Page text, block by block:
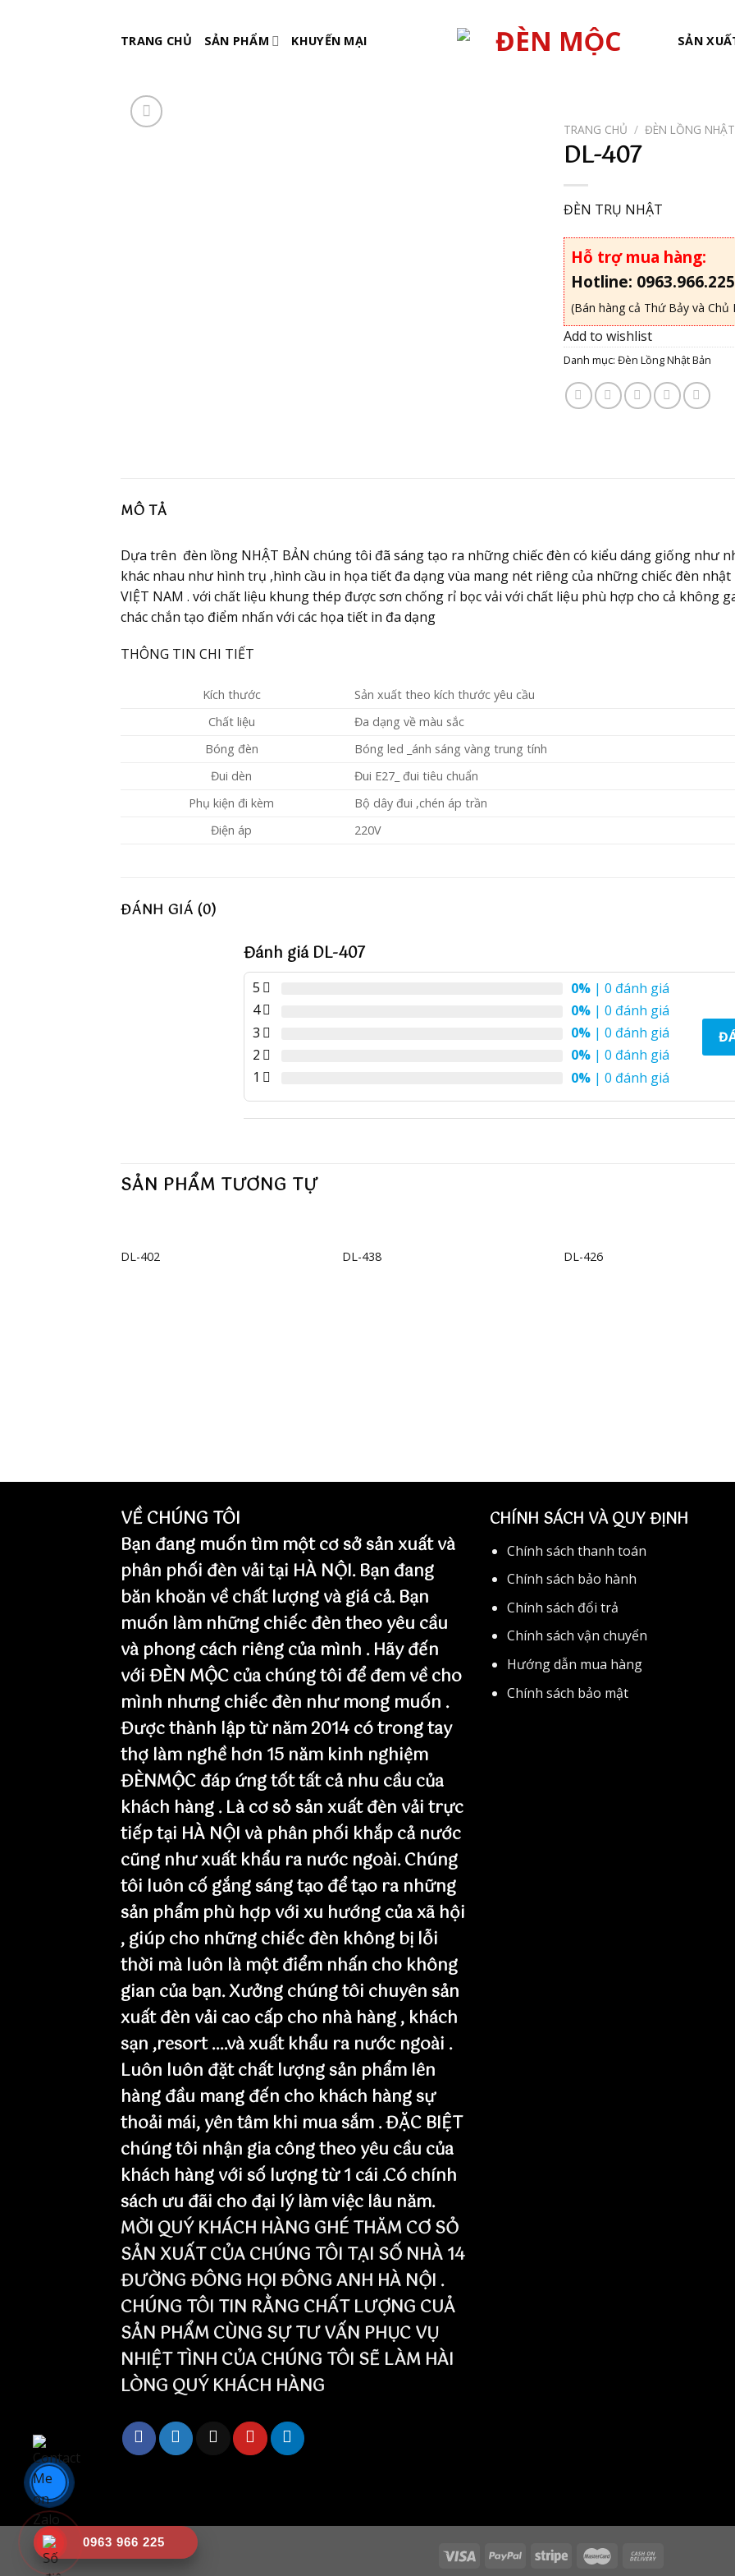
TRANG CHỦ SẢN PHẨM KHUYẾN MẠI SẢN
TRANG CHỦ / ĐÈN LỒNG
DL-407
ĐÈN TRỤ NHẬT
Hỗ trợ mua hàng:
Hotline: 0963.966.225
(Bán hàng cả Thứ Bảy và Chủ
Add to wishlist
Danh mục: Đèn Lồng Nhật Bản
MÔ TẢ
Dựa trên đèn lồng NHẬT BẢN chúng tôi đã sáng tạo ra những chiếc đèn có kiểu dáng giống như
khác nhau như hình trụ ,hình cầu in họa tiết đa dạng vùa mang nét riêng của những chiếc đèn
VIỆT NAM . với chất liệu khung thép được sơn chống rỉ bọc vải với chất liệu phù hợp cho cả không
chác chắn tạo điểm nhấn với các họa tiết in đa dạng
THÔNG TIN CHI TIẾT
Kích thước
Sản xuất theo kích thước yêu cầu
Chất liệu
Đa dạng về màu sắc
Bóng đèn
Bóng led _ánh sáng vàng trung tính
Đui dèn
Đui E27_ đui tiêu chuẩn
Phụ kiện đi kèm
Bộ dây đui ,chén áp trần
Điện áp
220V
ĐÁNH GIÁ (0)
Đánh giá DL-407
5 0% | 0 đánh giá
4
0% | 0 đánh giá
3
0% | 0 đánh giá
2
0% | 0 đánh giá
1
0% | 0 đánh giá
SẢN PHẨM TƯƠNG TỰ
DL-402 DL-438 DL-426
VỀ CHÚNG TÔI
Bạn đang muốn tìm một cơ sở sản xuất và
phân phối đèn vải tại HÀ NỘI. Bạn đang
băn khoăn về chất lượng và giá cả. Bạn
muốn làm những chiếc đèn theo yêu cầu
và phong cách riêng của mình . Hãy đến
với ĐÈN MỘC của chúng tôi để đem về cho
mình nhưng chiếc đèn như mong muốn .
Được thành lập từ năm 2014 có trong tay
thợ làm nghề hơn 15 năm kinh nghiệm
ĐÈNMỘC đáp ứng tốt tất cả nhu cầu của
khách hàng . Là cơ sỏ sản xuất đèn vải trực
tiếp tại HÀ NỘI và phân phối khắp cả nước
cũng như xuất khẩu ra nước ngoài. Chúng
tôi luôn cố gắng sáng tạo để tạo ra những
sản phẩm phù hợp với xu hướng của xã hội
, giúp cho những chiếc đèn không bị lỗi
thời mà luôn là một điểm nhấn cho không
gian của bạn. Xưởng chúng tôi chuyên sản
xuất đèn vải cao cấp cho nhà hàng , khách
sạn ,resort ....và xuất khẩu ra nước ngoài .
Luôn luôn đặt chất lượng sản phẩm lên
hàng đầu mang đến cho khách hàng sự
thoải mái, yên tâm khi mua sắm . ĐẶC BIỆT
chúng tôi nhận gia công theo yêu cầu của
khách hàng với số lượng từ 1 cái .Có chính
sách ưu đãi cho đại lý làm việc lâu năm.
MỜI QUÝ KHÁCH HÀNG GHÉ THĂM CƠ SỎ
SẢN XUẤT CỦA CHÚNG TÔI TẠI SỐ NHÀ 14
ĐƯỜNG ĐÔNG HỌI ĐÔNG ANH HÀ NỘI .
CHÚNG TÔI TIN RẰNG CHẤT LƯỢNG CUẢ
SẢN PHẨM CÙNG SỰ TƯ VẤN PHỤC VỤ
NHIỆT TÌNH CỦA CHÚNG TÔI SẼ LÀM HÀI
LÒNG QUÝ KHÁCH HÀNG
CHÍNH SÁCH VÀ QUY ĐỊNH
Chính sách thanh toán
Chính sách bảo hành
Chính sách đổi trả
Chính sách vận chuyển
Hướng dẫn mua hàng
Chính sách bảo mật
0963 966 225